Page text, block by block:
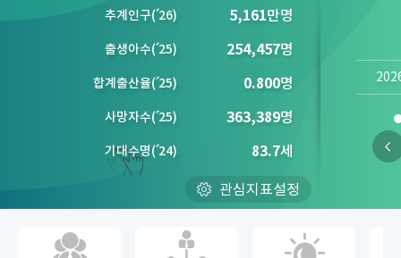
추계인구(´26) 5,161만명
출생아수(´25) 254,457명
합계출산율(´25) 0.800명
사망자수(´25) 363,389명
기대수명(´24) 83.7세
관심지표설정